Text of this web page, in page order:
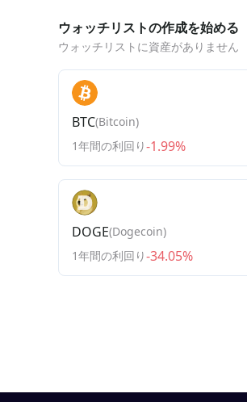
ウォッチリストの作成を始める
ウォッチリストに資産がありません
BTC(Bitcoin)
1年間の利回り-1.99%
DOGE(Dogecoin)
1年間の利回り-34.05%